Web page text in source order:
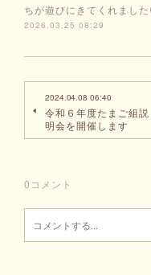
ちが遊びにきてくれまし
2026.03.25 08:29
2024.04.08 06:40
令和６年度たまご組説
明会を開催します
0 コメント